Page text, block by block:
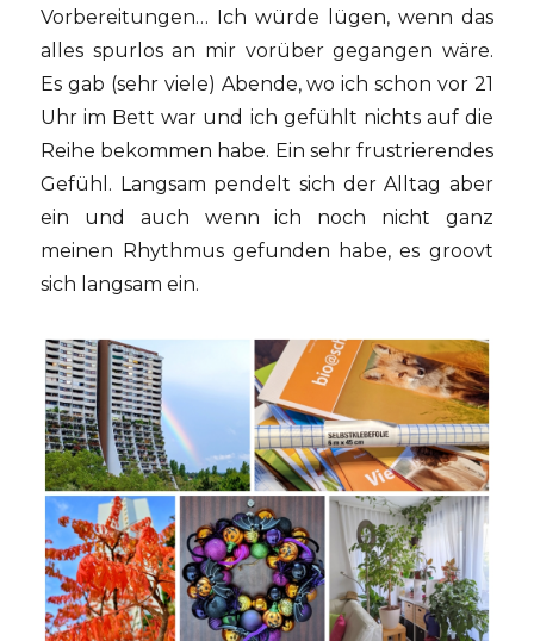
Vorbereitungen… Ich würde lügen, wenn das
alles spurlos an mir vorüber gegangen wäre.
Es gab (sehr viele) Abende, wo ich schon vor 21
Uhr im Bett war und ich gefühlt nichts auf die
Reihe bekommen habe. Ein sehr frustrierendes
Gefühl. Langsam pendelt sich der Alltag aber
ein und auch wenn ich noch nicht ganz
meinen Rhythmus gefunden habe, es groovt
sich langsam ein.